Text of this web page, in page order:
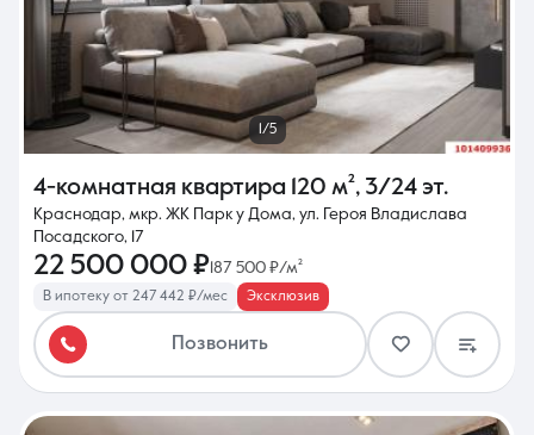
1/5
4-комнатная квартира 120 м², 3/24 эт.
Краснодар, мкр. ЖК Парк у Дома, ул. Героя Владислава
Посадского, 17
22 500 000 ₽ 187 500 ₽/м²
В ипотеку от 247 442 ₽/мес Эксклюзив
Позвонить